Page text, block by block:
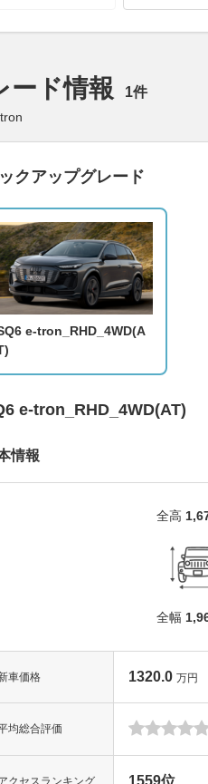
ード情報 1件
クアップグレード
e-tron_RHD_4WD(A
e-tron_RHD_4WD(AT)
情報
全高
全幅
車価格 1320.0 万円
均総合評価